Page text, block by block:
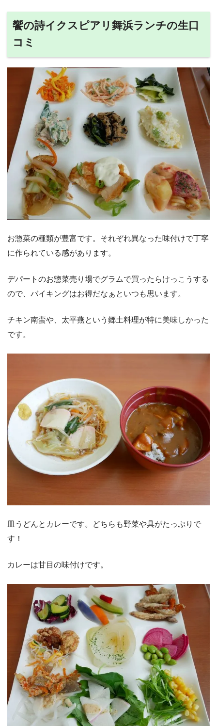
饗の詩イクスピアリ舞浜ランチの生口
コミ
お惣菜の種類が豊富です。それぞれ異なった味付けで丁寧
に作られている感があります。
デパートのお惣菜売り場でグラムで買ったらけっこうする
ので、バイキングはお得だなぁといつも思います。
チキン南蛮や、太平燕という郷土料理が特に美味しかった
です。
皿うどんとカレーです。どちらも野菜や具がたっぷりで
す！
カレーは甘目の味付けです。